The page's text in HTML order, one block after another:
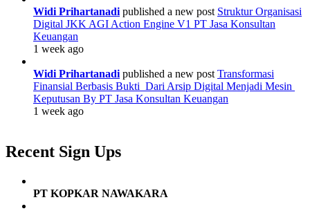
Widi Prihartanadi published a new post Struktur Organisasi
Digital JKK AGI Action Engine V1 PT Jasa Konsultan
Keuangan
1 week ago
Widi Prihartanadi published a new post Transformasi
Finansial Berbasis Bukti Dari Arsip Digital Menjadi Mesin
Keputusan By PT Jasa Konsultan Keuangan
1 week ago
Recent Sign Ups
PT KOPKAR NAWAKARA